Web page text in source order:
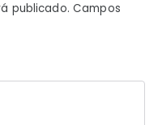
publicado. Campos